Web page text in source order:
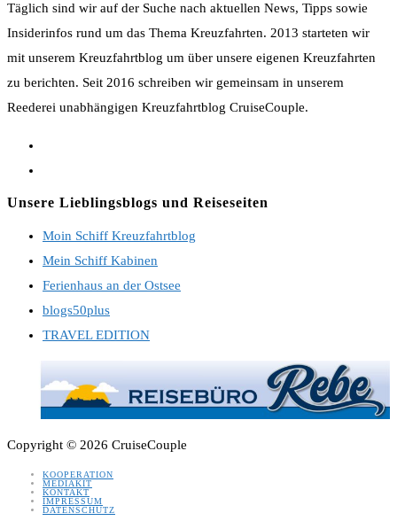
Täglich sind wir auf der Suche nach aktuellen News, Tipps sowie
Insiderinfos rund um das Thema Kreuzfahrten. 2013 starteten wir
mit unserem Kreuzfahrtblog um über unsere eigenen Kreuzfahrten
zu berichten. Seit 2016 schreiben wir gemeinsam in unserem
Reederei unabhängigen Kreuzfahrtblog CruiseCouple.
tab
new
tab
Unsere Lieblingsblogs und Reiseseiten
Moin Schiff Kreuzfahrtblog
Mein Schiff Kabinen
Ferienhaus an der Ostsee
blogs50plus
TRAVEL EDITION
Copyright © 2026 CruiseCouple
KOOPERATION
MEDIAKIT
KONTAKT
IMPRESSUM
DATENSCHUTZ